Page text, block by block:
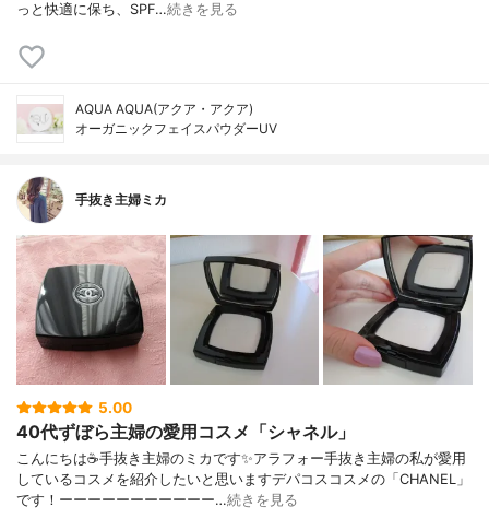
っと快適に保ち、SPF…続きを見る
AQUA AQUA(アクア・アクア)
オーガニックフェイスパウダーUV
手抜き主婦ミカ
5.00
40代ずぼら主婦の愛用コスメ「シャネル」
こんにちは☕手抜き主婦のミカです✨アラフォー手抜き主婦の私が愛用
しているコスメを紹介したいと思いますデパコスコスメの「CHANEL」
です！ーーーーーーーーーーー…続きを見る